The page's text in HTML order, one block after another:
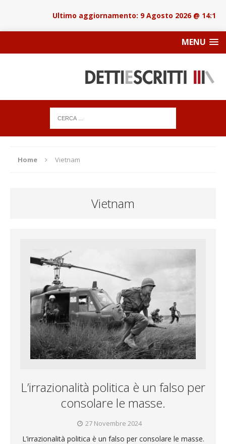
9 Agosto 2026 @ 14:18
MENU
Home Vietnam
Vietnam
L’irrazionalità politica è un falso per
consolare le masse.
27 Novembre 2024
L’irrazionalità politica è un falso per consolare le masse.